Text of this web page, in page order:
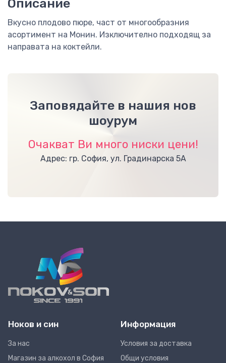
Описание
Вкусно плодово пюре, част от многообразния
асортимент на Монин. Изключително подходящ за
направата на коктейли.
Заповядайте в нашия нов
шоурум
Очакват Ви много ниски цени!
Адрес: гр. София, ул. Градинарска 5А
Ноков и син
За нас
Магазин за алкохол в София
Информация
Условия за доставка
Общи условия